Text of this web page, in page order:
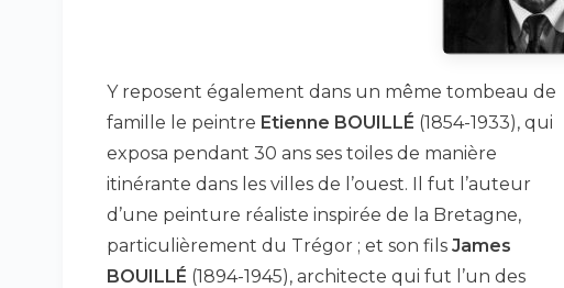
Y reposent également dans un même tombeau de
famille le peintre Etienne BOUILLÉ (1854-1933), qui
exposa pendant 30 ans ses toiles de manière
itinérante dans les villes de l’ouest. Il fut l’auteur
d’une peinture réaliste inspirée de la Bretagne,
particulièrement du Trégor ; et son fils James
BOUILLÉ (1894-1945), architecte qui fut l’un des